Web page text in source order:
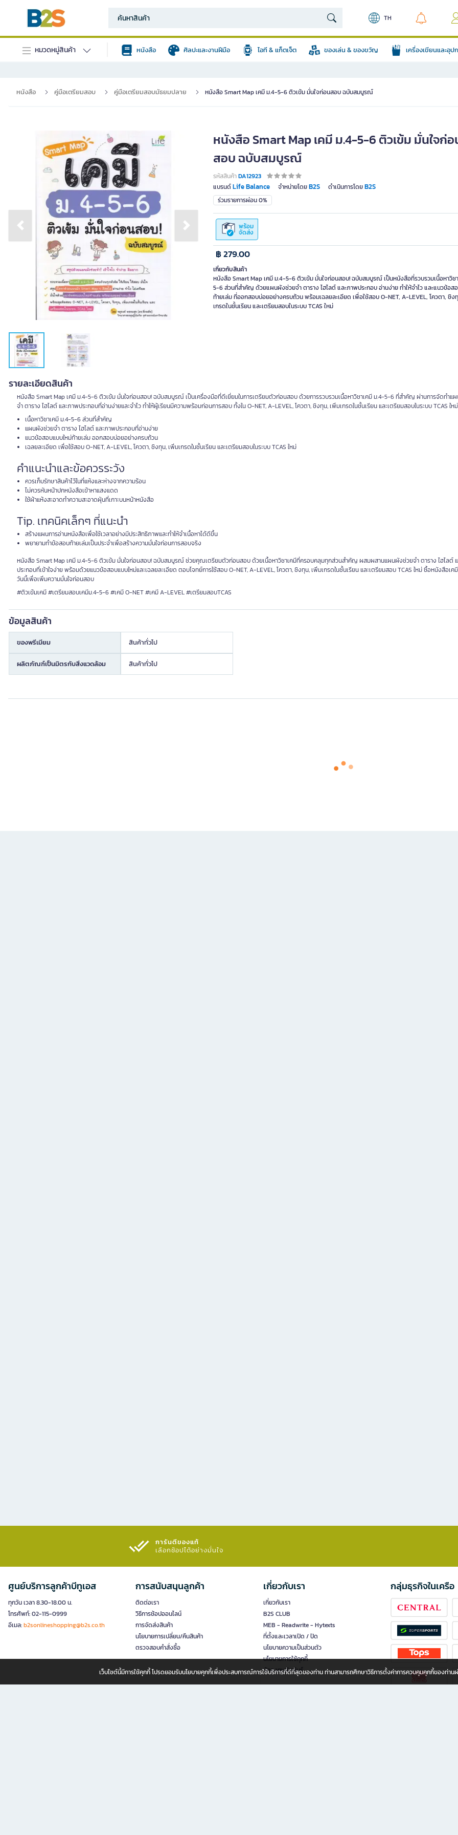
TH
หมวดหมู่สินค้า หนังสือ ศิลปะและงานฝีมือ ไอที & แก็ตเจ็ต ของเล่น & ของขวัญ เครื่องเขียนและอุ
หนังสือ คู่มือเตรียมสอบ คู่มือเตรียมสอบมัธยมปลาย หนังสือ Smart Map เคมี ม.4-5-6 ติวเข้ม มั่นใจก่อนสอบ ฉบับสมบูรณ์
Previous slide Next slide
หนังสือ Smart Map เคมี ม.4-5-6 ติวเข้ม มั่นใจก่
สอบ ฉบับสมบูรณ์
รหัสสินค้าDA12923
แบรนด์Life Balance จำหน่ายโดยB2S ดำเนินการโดยB2S
ร่วมรายการผ่อน 0%
พร้อม
จัดส่ง
฿ 279.00
เกี่ยวกับสินค้า
หนังสือ Smart Map เคมี ม.4-5-6 ติวเข้ม มั่นใจก่อนสอบ! ฉบับสมบูรณ์ เป็นหนังสือที่รวบรวมเนื้อหาวิช
5-6 ส่วนที่สำคัญ ด้วยแผนผังช่วยจำ ตาราง ไฮไลต์ และภาพประกอบ อ่านง่าย ทำให้จำไว และแนวข้อส
ท้ายเล่ม ที่ออกสอบบ่อยอย่างครบถ้วน พร้อมเฉลยละเอียด เพื่อใช้สอบ O-NET, A-LEVEL, โควตา, ชิง
เกรดในชั้นเรียน และเตรียมสอบในระบบ TCAS ใหม่
รายละเอียดสินค้า
หนังสือ Smart Map เคมี ม.4-5-6 ติวเข้ม มั่นใจก่อนสอบ! ฉบับสมบูรณ์ เป็นเครื่องมือที่ดีเยี่ยมในการเตรียมตัวก่อนสอบ ด้วยการรวบรวมเนื้อหาวิชาเคมี ม.4-5-6 ที่สำคัญ ผ่านการจัดทำแ
จำ ตาราง ไฮไลต์ และภาพประกอบที่อ่านง่ายและจำไว ทำให้ผู้เรียนมีความพร้อมก่อนการสอบ ทั้งใน O-NET, A-LEVEL, โควตา, ชิงทุน, เพิ่มเกรดในชั้นเรียน และเตรียมสอบในระบบ TCAS ใหม่
เนื้อหาวิชาเคมี ม.4-5-6 ส่วนที่สำคัญ
แผนผังช่วยจำ ตาราง ไฮไลต์ และภาพประกอบที่อ่านง่าย
แนวข้อสอบแบบใหม่ท้ายเล่ม ออกสอบบ่อยอย่างครบถ้วน
เฉลยละเอียด เพื่อใช้สอบ O-NET, A-LEVEL, โควตา, ชิงทุน, เพิ่มเกรดในชั้นเรียน และเตรียมสอบในระบบ TCAS ใหม่
คำแนะนำและข้อควรระวัง
ควรเก็บรักษาสินค้าไว้ในที่แห้งและห่างจากความร้อน
ไม่ควรหันหน้าปกหนังสือเข้าหาแสงแดด
ใช้ผ้าแห้งสะอาดทำความสะอาดฝุ่นที่เกาะบนหน้าหนังสือ
Tip. เทคนิคเล็กๆ ที่แนะนำ
สร้างแผนการอ่านหนังสือเพื่อใช้เวลาอย่างมีประสิทธิภาพและทำให้จำเนื้อหาได้ดีขึ้น
พยายามทำข้อสอบท้ายเล่มเป็นประจำเพื่อสร้างความมั่นใจก่อนการสอบจริง
หนังสือ Smart Map เคมี ม.4-5-6 ติวเข้ม มั่นใจก่อนสอบ! ฉบับสมบูรณ์ ช่วยคุณเตรียมตัวก่อนสอบ ด้วยเนื้อหาวิชาเคมีที่ครอบคลุมทุกส่วนสำคัญ ผสมผสานแผนผังช่วยจำ ตาราง ไฮไลต์
ประกอบที่เข้าใจง่าย พร้อมด้วยแนวข้อสอบแบบใหม่และเฉลยละเอียด ตอบโจทย์การใช้สอบ O-NET, A-LEVEL, โควตา, ชิงทุน, เพิ่มเกรดในชั้นเรียน และเตรียมสอบ TCAS ใหม่ ซื้อหนังสือเค
วันนี้เพื่อเพิ่มความมั่นใจก่อนสอบ
#ติวเข้มเคมี #เตรียมสอบเคมีม.4-5-6 #เคมี O-NET #เคมี A-LEVEL #เตรียมสอบTCAS
ข้อมูลสินค้า
ของพรีเมียม สินค้าทั่วไป
ผลิตภัณฑ์เป็นมิตรกับสิ่งแวดล้อม สินค้าทั่วไป
การันตีของแท้
เลือกช้อปได้อย่างมั่นใจ​
ศูนย์บริการลูกค้าบีทูเอส
ทุกวัน เวลา 8.30-18.00 น.
โทรศัพท์: 02-115-0999
อีเมล:b2sonlineshopping@b2s.co.th
การสนับสนุนลูกค้า
ติดต่อเรา
วิธีการช้อปออนไลน์
การจัดส่งสินค้า
นโยบายการเปลี่ยน/คืนสินค้า
ตรวจสอบคำสั่งซื้อ
เกี่ยวกับเรา
เกี่ยวกับเรา
B2S CLUB
MEB - Readwrite - Hytexts
ที่ตั้งและเวลาเปิด / ปิด
นโยบายความเป็นส่วนตัว
นโยบายการใช้คุกกี้
นักลงทุนสัมพันธ์
กลุ่มธุรกิจในเครือ
เว็บไซต์นี้มีการใช้คุกกี้ โปรดยอมรับนโยบายคุกกี้เพื่อประสบการณ์การใช้บริการที่ดีที่สุดของท่าน ท่านสามารถศึกษาวิธีการตั้งค่าการควบคุมคุกกี้ของท่าน